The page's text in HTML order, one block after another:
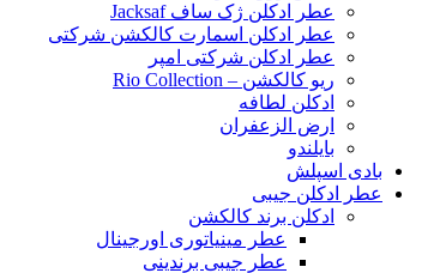
عطر ادکلن ژک‌ ساف Jacksaf
عطر ادکلن اسمارت کالکشن شرکتی
عطر ادکلن شرکتی امپر
ریو کالکشن – Rio Collection
ادکلن لطافه
ارض الزعفران
بایلندو
بادی اسپلش
عطر ادکلن جیبی
ادکلن برند کالکشن
عطر مینیاتوری اورجینال
عطر جیبی برندینی